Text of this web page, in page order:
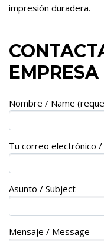
impresión duradera.
EMPRESA
Nombre / Name
Tu correo electrónico
Asunto / Subject
Mensaje / Message